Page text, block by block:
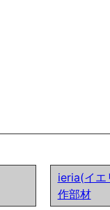
ieria(イエ
作部材